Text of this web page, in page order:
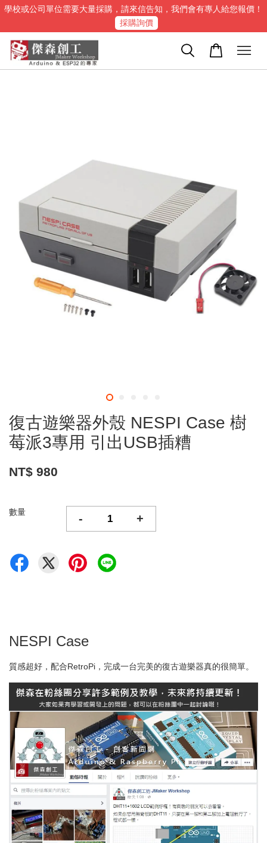
學校或公司單位需要大量採購，請來信告知，我們會有專人給您報價！
採購詢價
復古遊樂器外殼 NESPI Case 樹
莓派3專用 引出USB插糟
NT$ 980
數量 - +
NESPI Case
質感超好，配合RetroPi，完成一台完美的復古遊樂器真的很簡單。